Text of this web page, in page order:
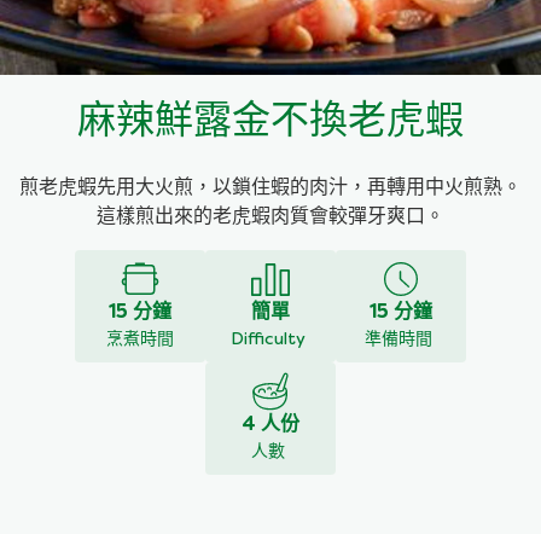
家樂牌鮮露
家樂牌鷹粟粉
家樂牌雞湯粒
家樂牌純鮮清雞湯
麻辣鮮露金不換老虎蝦
煎老虎蝦先用大火煎，以鎖住蝦的肉汁，再轉用中火煎熟。
這樣煎出來的老虎蝦肉質會較彈牙爽口。
15 分鐘
烹煮時間
簡單
Difficulty
15 分鐘
準備時間
4 人份
人數